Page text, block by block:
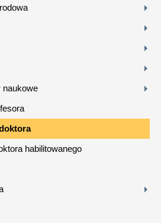
naukowe
habilitowanego